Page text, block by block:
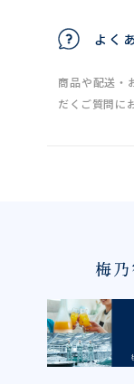
よく
商品や配送・
だくご質問に
梅